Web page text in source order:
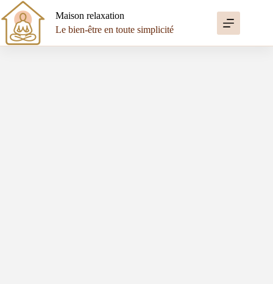
Passer
au
contenu
Maison relaxation
Le bien-être en toute simplicité